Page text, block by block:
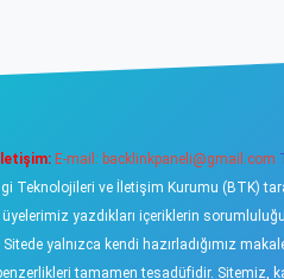
E-mail: backlinkpaneli@gmail.com
Teknolojileri ve İletişim Kurumu (BTK)
yazdıkları içeriklerin
yalnızca kendi hazırladığımız
tamamen tesadüfidir.